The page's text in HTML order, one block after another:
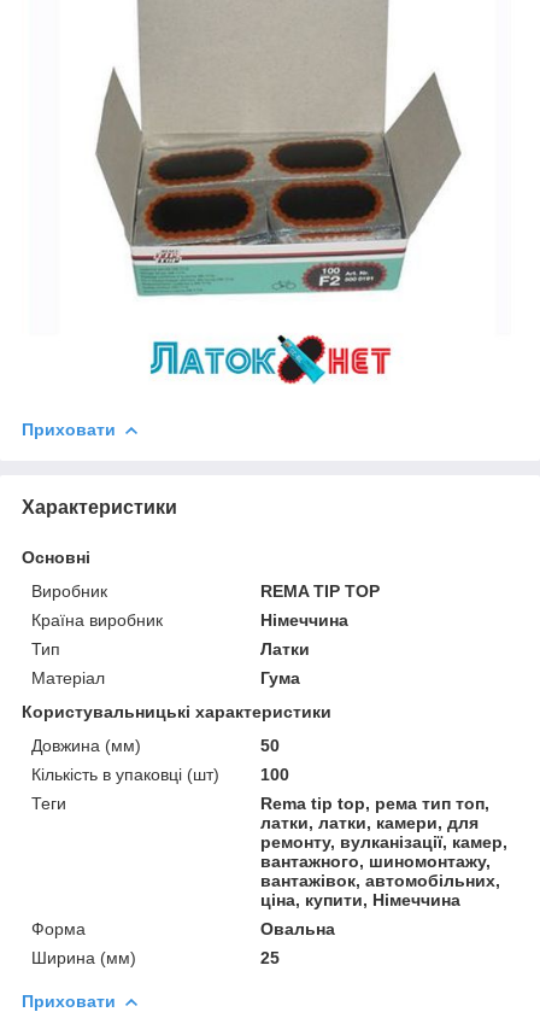
Приховати
Характеристики
Основні
Виробник
REMA TIP TOP
Країна виробник
Німеччина
Тип
Латки
Матеріал
Гума
Користувальницькі характеристики
Довжина (мм)
50
Кількість в упаковці (шт)
100
Теги
Rema tip top, рема тип топ,
латки, латки, камери, для
ремонту, вулканізації, камер,
вантажного, шиномонтажу,
вантажівок, автомобільних,
ціна, купити, Німеччина
Форма
Овальна
Ширина (мм)
25
Приховати